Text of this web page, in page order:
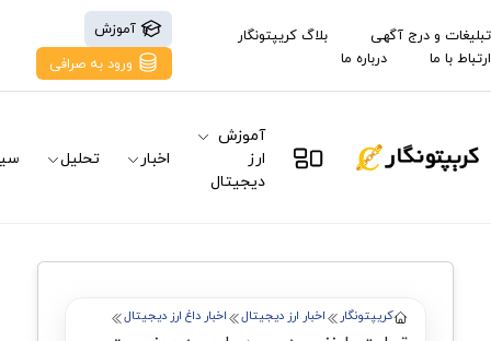
تبلیغات و درج آگهی
بلاگ کریپتونگار
ارتباط با ما
درباره ما
آموزش
ورود به صرافی
آموزش
ارز
دیجیتال
اخبار تحلیل
کریپتونگار اخبار ارز دیجیتال اخبار داغ ارز دیجیتال